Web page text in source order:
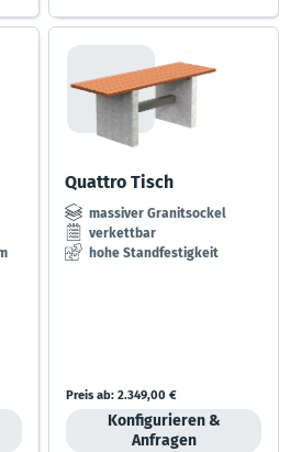
Quattro Tisch
massiver Granitsockel
verkettbar
hohe Standfestigkeit
Preis ab: 2.349,00 €
Konfigurieren &
Anfragen